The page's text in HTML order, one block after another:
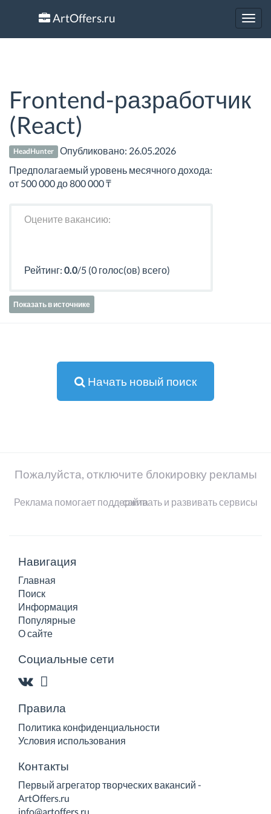
ArtOffers.ru
Frontend-разработчик
(React)
HeadHunter Опубликовано: 26.05.2026
Предполагаемый уровень месячного дохода:
от 500 000 до 800 000 ₸
Оцените вакансию:
Рейтинг: 0.0/5 (0 голос(ов) всего)
Показать в источнике
Начать новый поиск
Пожалуйста, отключите блокировку рекламы
Реклама помогает поддерживать и развивать сервисы сайта
Навигация
Главная
Поиск
Информация
Популярные
О сайте
Социальные сети
Правила
Политика конфиденциальности
Условия использования
Контакты
Первый агрегатор творческих вакансий -
ArtOffers.ru
info@artoffers.ru